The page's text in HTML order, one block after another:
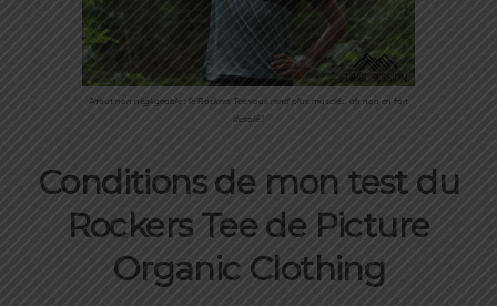
Atout non négligeable : le Rockers Tee vous rend plus musclé… ah non en fait
désolé !
Conditions de mon test du
Rockers Tee de Picture
Organic Clothing